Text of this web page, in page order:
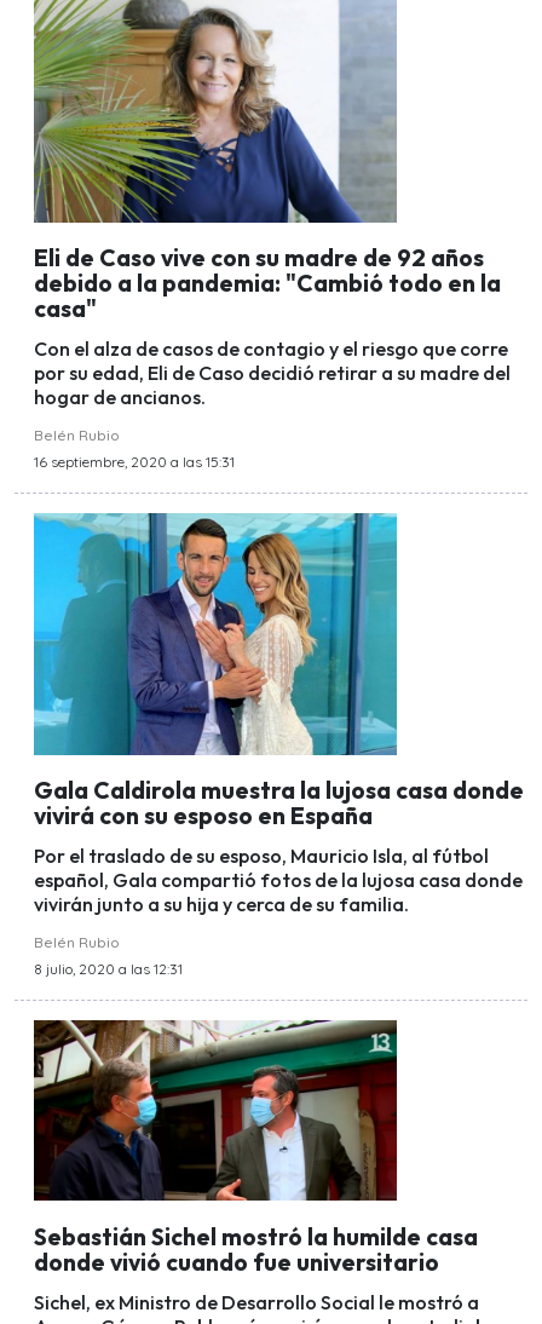
Eli de Caso vive con su madre de 92 años
debido a la pandemia: "Cambió todo en la
casa"
Con el alza de casos de contagio y el riesgo que corre
por su edad, Eli de Caso decidió retirar a su madre del
hogar de ancianos.
Belén Rubio
16 septiembre, 2020 a las 15:31
Gala Caldirola muestra la lujosa casa donde
vivirá con su esposo en España
Por el traslado de su esposo, Mauricio Isla, al fútbol
español, Gala compartió fotos de la lujosa casa donde
vivirán junto a su hija y cerca de su familia.
Belén Rubio
8 julio, 2020 a las 12:31
Sebastián Sichel mostró la humilde casa
donde vivió cuando fue universitario
Sichel, ex Ministro de Desarrollo Social le mostró a